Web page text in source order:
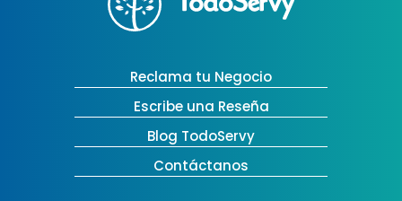
Reclama tu Negocio
Escribe una Reseña
Blog TodoServy
Contáctanos